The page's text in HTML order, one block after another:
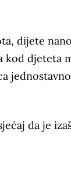
dijete
kod djeteta
da je